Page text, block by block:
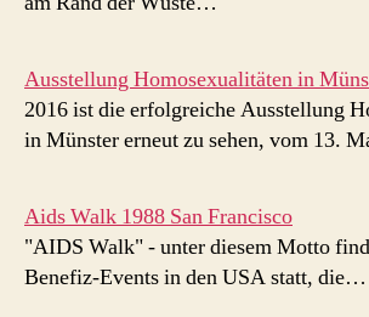
Ausstellung Homosexualitäten in
2016 ist die erfolgreiche Ausstellung
in Münster erneut zu sehen, vom 13.
Aids Walk 1988 San Francisco
"AIDS Walk" - unter diesem Motto
Benefiz-Events in den USA statt, die…